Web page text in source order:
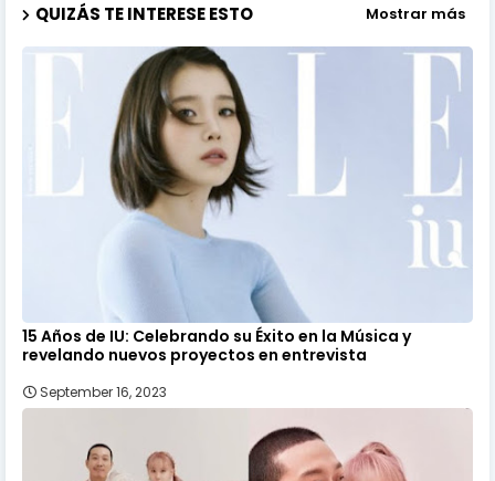
QUIZÁS TE INTERESE ESTO Mostrar más
15 Años de IU: Celebrando su Éxito en la Música y
revelando nuevos proyectos en entrevista
September 16, 2023